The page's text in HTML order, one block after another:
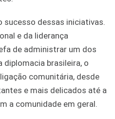
sucesso dessas iniciativas.
e da liderança
de administrar um dos
brasileira, o
comunitária, desde
e mais delicados até a
a comunidade em geral.